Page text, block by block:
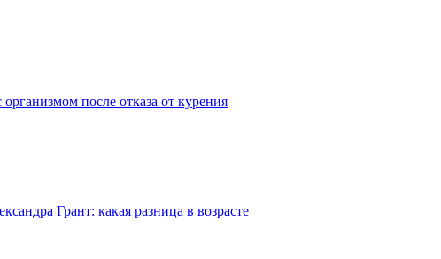
после отказа от курения
Грант: какая разница в возрасте